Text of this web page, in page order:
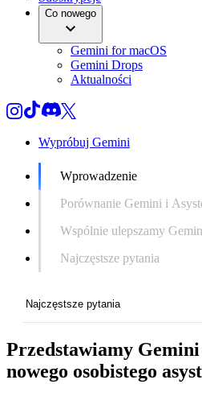
Co nowego
Gemini for macOS
Gemini Drops
Aktualności
Wypróbuj Gemini
Wprowadzenie
Porównanie Gemini i
Wspólnie ulepszamy
Najczęstsze pytania
Najczęstsze pytania
Wprowadzenie
Porównanie Gemini i Asystenta
Przedstawiamy Gemini
nowego osobistego